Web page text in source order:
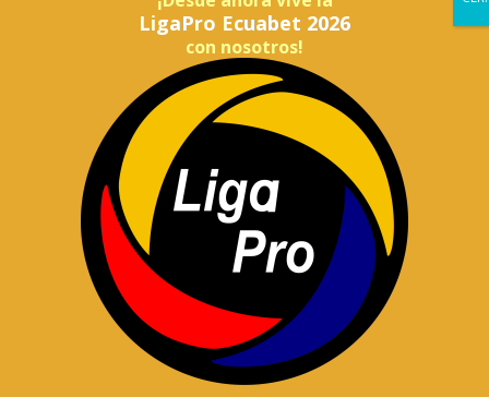
LigaPro Ecuabet 2026
con nosotros!